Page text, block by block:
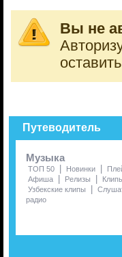
Вы не
Путеводитель
Музыка
ТОП 50 Новинки
Афиша Релизы
Узбекские клипы
радио